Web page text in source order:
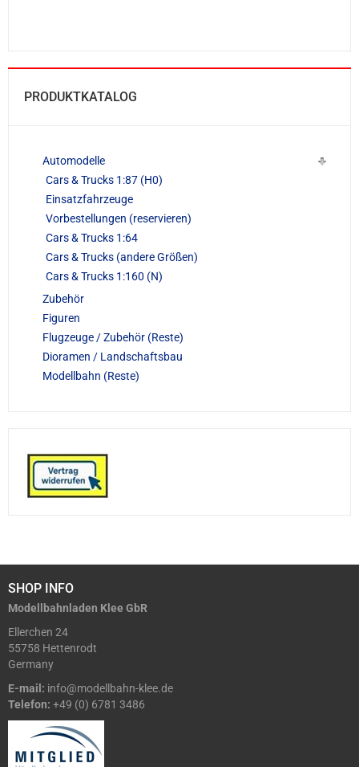
PRODUKTKATALOG
Automodelle
Cars & Trucks 1:87 (H0)
Einsatzfahrzeuge
Vorbestellungen (reservieren)
Cars & Trucks 1:64
Cars & Trucks (andere Größen)
Cars & Trucks 1:160 (N)
Zubehör
Figuren
Flugzeuge / Zubehör (Reste)
Dioramen / Landschaftsbau
Modellbahn (Reste)
SHOP INFO
Modellbahnladen Klee GbR
Ellerchen 24
55758 Hettenrodt
Germany
E-mail: info@modellbahn-klee.de
Telefon: +49 (0) 6781 3486